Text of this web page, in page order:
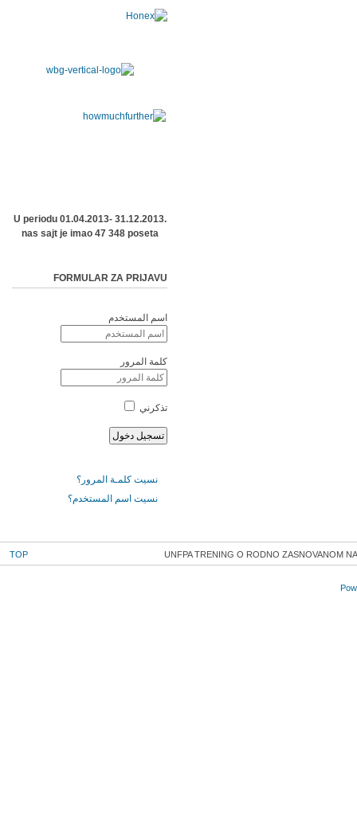
U periodu 01.04.2013- 31.12.2013.
nas sajt je imao 47 348 poseta
FORMULAR ZA PRIJAVU
اسم المستخدم
كلمة المرور
تذكرني
نسيت كلمـة المرور؟
نسيت اسم المستخدم؟
UNFPA TRENING O RODNO ZASNOVANOM
TOP